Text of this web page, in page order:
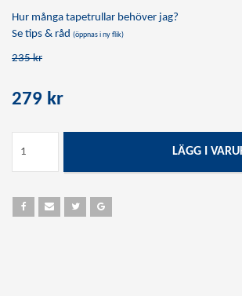
Hur många tapetrullar behöver jag?
Se tips & råd (öppnas i ny flik)
235 kr
279 kr
LÄGG I